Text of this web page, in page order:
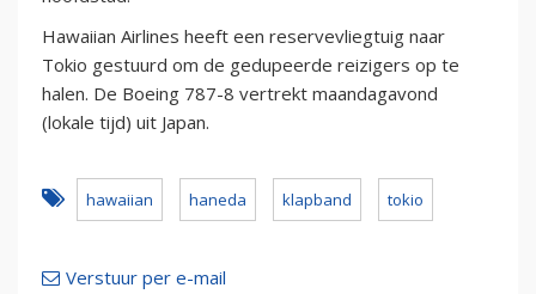
Hawaiian Airlines heeft een reservevliegtuig naar
Tokio gestuurd om de gedupeerde reizigers op te
halen. De Boeing 787-8 vertrekt maandagavond
(lokale tijd) uit Japan.
hawaiian haneda klapband tokio
Verstuur per e-mail